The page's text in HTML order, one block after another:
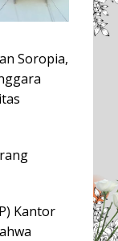
Soropia,
Kantor